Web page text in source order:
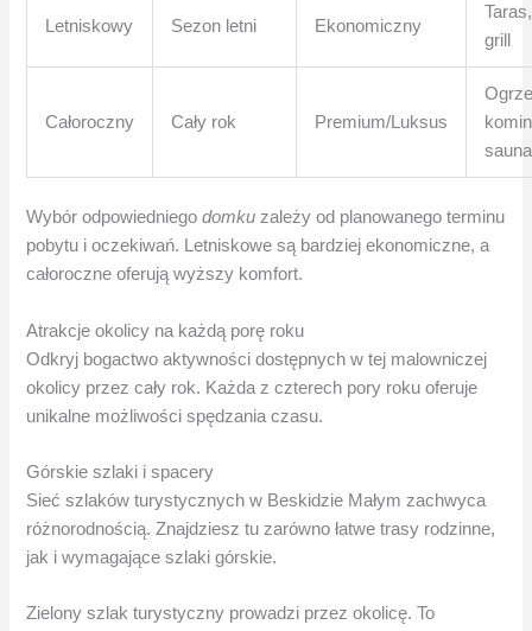
Letniskowy Sezon letni Ekonomiczny
grill
Całoroczny Cały rok Premium/Luksus
sauna
Wybór odpowiedniegodomku zależy od planowanego terminu
pobytu i oczekiwań. Letniskowe są bardziej ekonomiczne, a
całoroczne oferują wyższy komfort.
Atrakcje okolicy na każdą porę roku
Odkryj bogactwo aktywności dostępnych w tej malowniczej
okolicy przez cały rok. Każda z czterech pory roku oferuje
unikalne możliwości spędzania czasu.
Górskie szlaki i spacery
Sieć szlaków turystycznych w Beskidzie Małym zachwyca
różnorodnością. Znajdziesz tu zarówno łatwe trasy rodzinne,
jak i wymagające szlaki górskie.
Zielony szlak turystyczny prowadzi przez okolicę. To